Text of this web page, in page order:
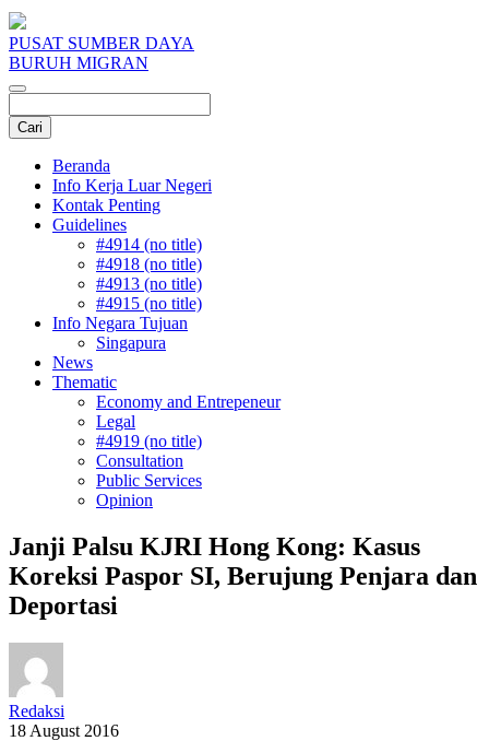
PUSAT SUMBER DAYA
BURUH MIGRAN
Beranda
Info Kerja Luar Negeri
Kontak Penting
Guidelines
#4914 (no title)
#4918 (no title)
#4913 (no title)
#4915 (no title)
Info Negara Tujuan
Singapura
News
Thematic
Economy and Entrepeneur
Legal
#4919 (no title)
Consultation
Public Services
Opinion
Janji Palsu KJRI Hong Kong: Kasus
Koreksi Paspor SI, Berujung Penjara dan
Deportasi
Redaksi
18 August 2016